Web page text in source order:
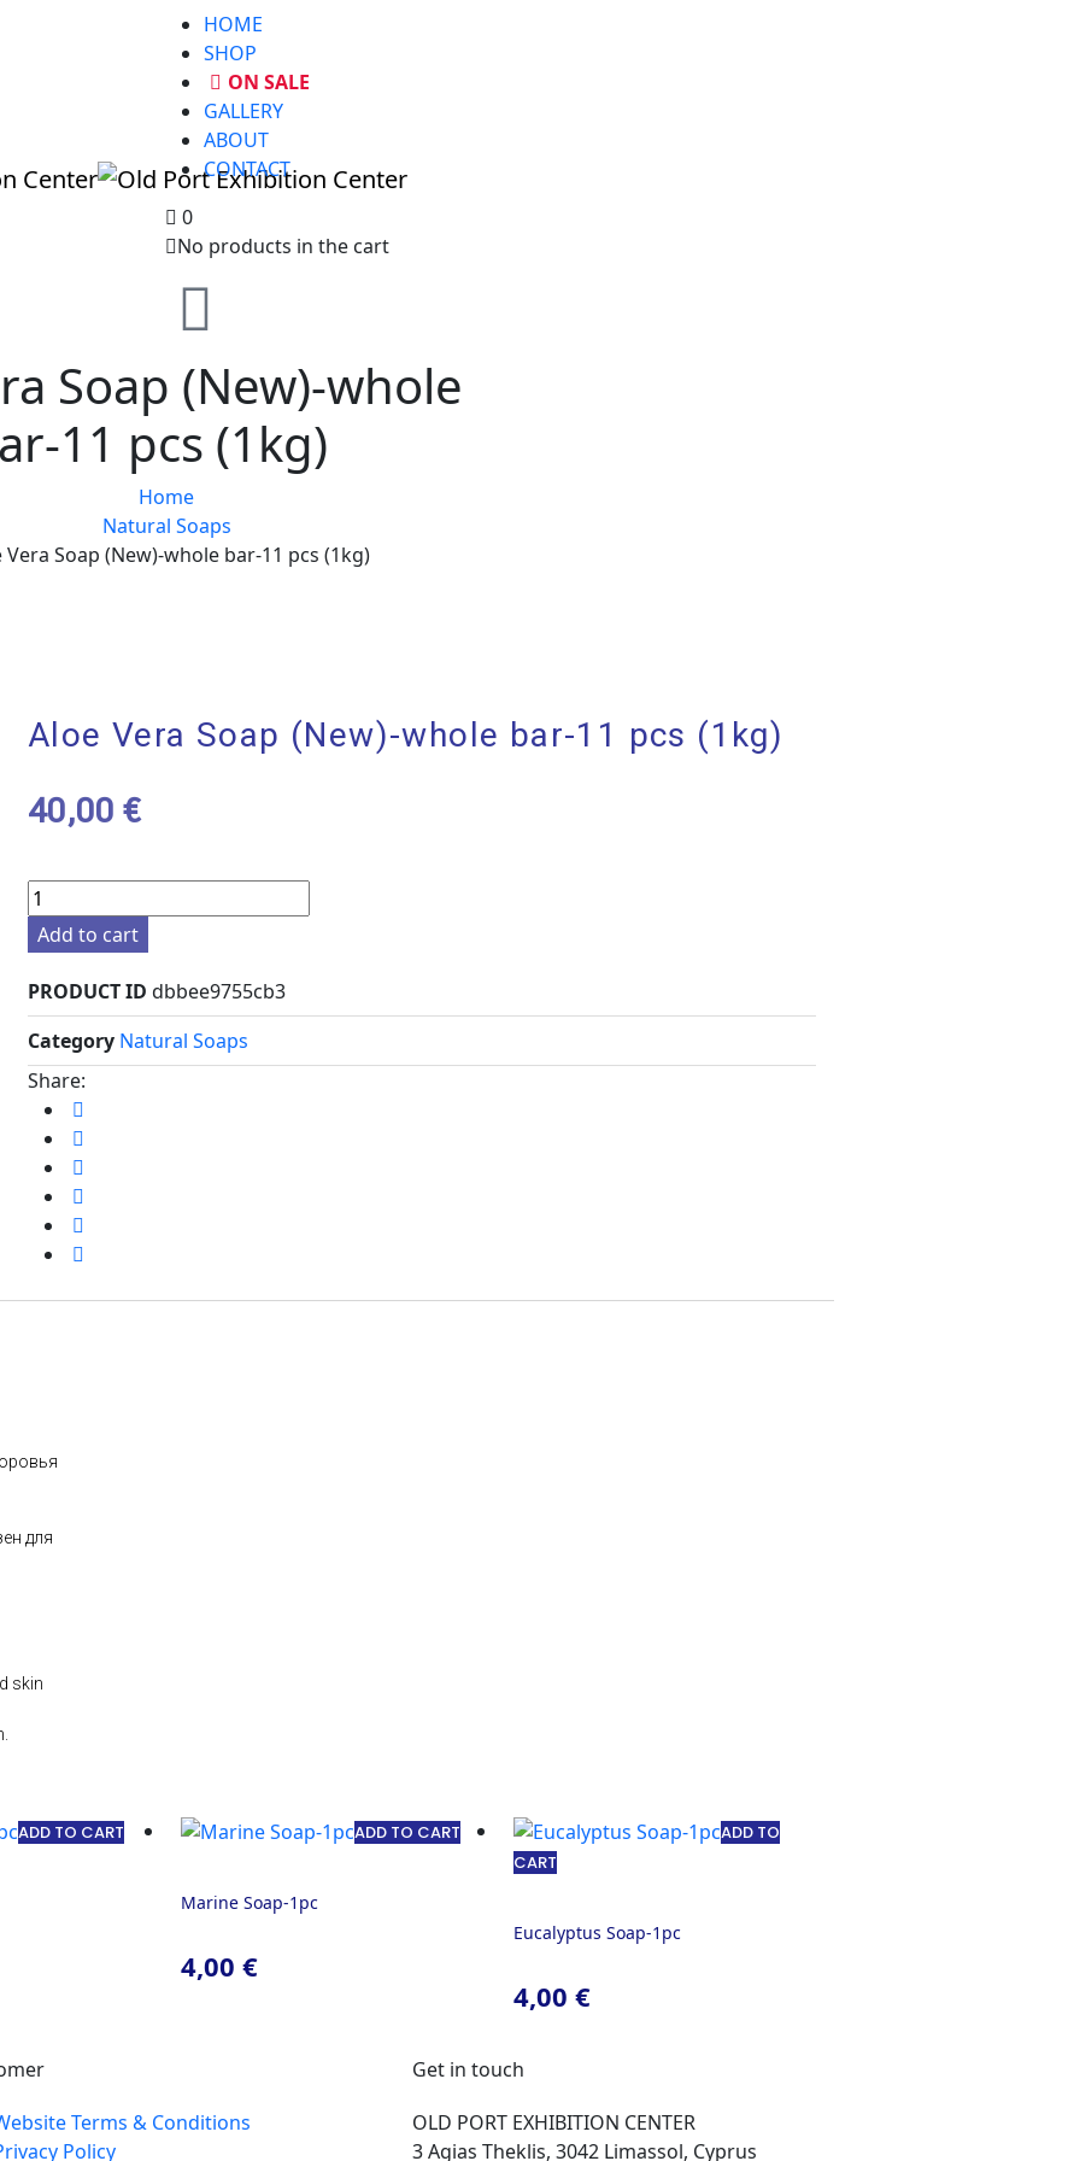
HOME
SHOP
ON SALE
GALLERY
ABOUT
CONTACT
0
No products in the cart
Soap (New)-whole
11 pcs (1kg)
Home
Natural Soaps
Vera Soap (New)-whole bar-11 pcs (1kg)
Aloe Vera Soap (New)-whole bar-11 pcs (1kg)
40,00 €
Add to cart
PRODUCT ID dbbee9755cb3
Category Natural Soaps
Share:
для
skin
ADD TO CART ADD TO CART
Marine Soap-1pc
4,00 €
ADD TO
CART
Eucalyptus Soap-1pc
4,00 €
Terms & Conditions
Policy
Get in touch
OLD PORT EXHIBITION CENTER
3 Agias Theklis, 3042 Limassol, Cyprus